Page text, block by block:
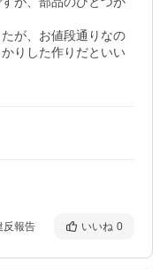
が、お値段通りなの
りした作りだといい
反報告 いいね 0